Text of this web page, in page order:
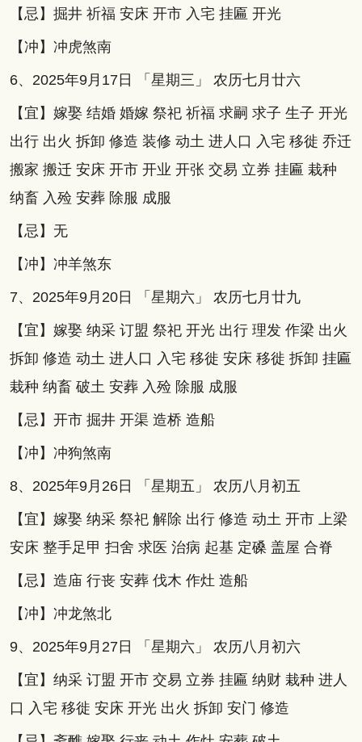
【忌】掘井 祈福 安床 开市 入宅 挂匾 开光
【冲】冲虎煞南
6、2025年9月17日 「星期三」 农历七月廿六
【宜】嫁娶 结婚 婚嫁 祭祀 祈福 求嗣 求子 生子 开光
出行 出火 拆卸 修造 装修 动土 进人口 入宅 移徙 乔迁
搬家 搬迁 安床 开市 开业 开张 交易 立券 挂匾 栽种
纳畜 入殓 安葬 除服 成服
【忌】无
【冲】冲羊煞东
7、2025年9月20日 「星期六」 农历七月廿九
【宜】嫁娶 纳采 订盟 祭祀 开光 出行 理发 作梁 出火
拆卸 修造 动土 进人口 入宅 移徙 安床 移徙 拆卸 挂匾
栽种 纳畜 破土 安葬 入殓 除服 成服
【忌】开市 掘井 开渠 造桥 造船
【冲】冲狗煞南
8、2025年9月26日 「星期五」 农历八月初五
【宜】嫁娶 纳采 祭祀 解除 出行 修造 动土 开市 上梁
安床 整手足甲 扫舍 求医 治病 起基 定磉 盖屋 合脊
【忌】造庙 行丧 安葬 伐木 作灶 造船
【冲】冲龙煞北
9、2025年9月27日 「星期六」 农历八月初六
【宜】纳采 订盟 开市 交易 立券 挂匾 纳财 栽种 进人
口 入宅 移徙 安床 开光 出火 拆卸 安门 修造